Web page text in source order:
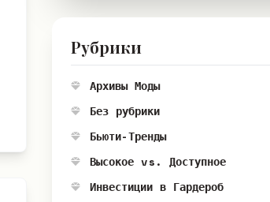
Рубрики
Архивы Моды
Без рубрики
Бьюти-Тренды
Высокое vs. Доступное
Инвестиции в Гардероб